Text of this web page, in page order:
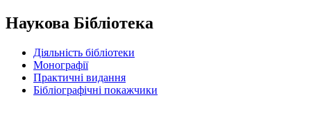
Наукова Бібліотека
Діяльність бібліотеки
Монографії
Практичні видання
Бібліографічні покажчики